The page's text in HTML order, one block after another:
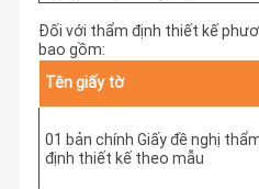
Đối với thẩm định thiết kế
bao gồm:
Tên giấy tờ
01 bản chính Giấy đề nghị
định thiết kế theo mẫu